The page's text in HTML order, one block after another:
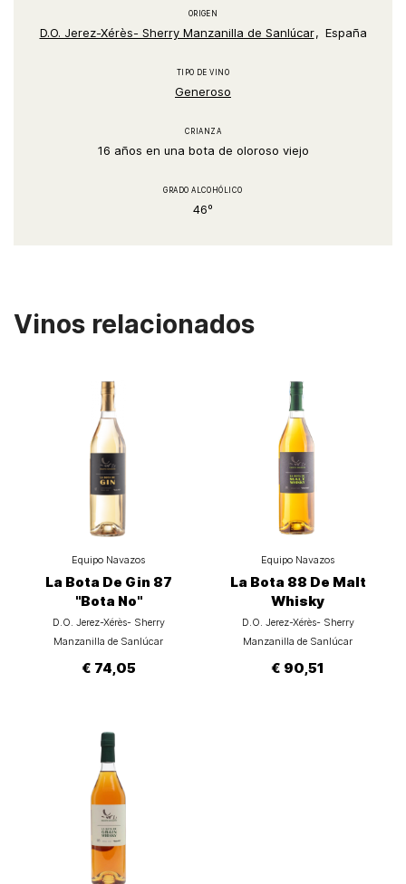
ORIGEN
D.O. Jerez-Xérès- Sherry Manzanilla de Sanlúcar España
TIPO DE VINO
Generoso
CRIANZA
16 años en una bota de oloroso viejo
GRADO ALCOHÓLICO
46º
Vinos relacionados
Equipo Navazos
La Bota De Gin 87
"Bota No"
D.O. Jerez-Xérès- Sherry
Manzanilla de Sanlúcar
€ 74,05
Equipo Navazos
La Bota 88 De Malt
Whisky
D.O. Jerez-Xérès- Sherry
Manzanilla de Sanlúcar
€ 90,51